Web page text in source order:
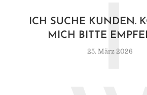
ICH SUCHE KUNDEN.
MICH BITTE
25. März 2026
I